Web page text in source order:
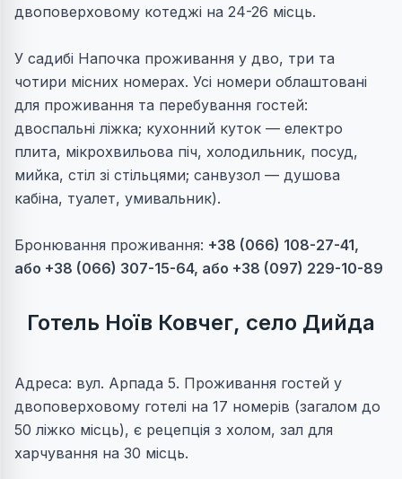
двоповерховому котеджі на 24-26 місць.
У садибі Напочка проживання у дво, три та
чотири місних номерах. Усі номери облаштовані
для проживання та перебування гостей:
двоспальні ліжка; кухонний куток — електро
плита, мікрохвильова піч, холодильник, посуд,
мийка, стіл зі стільцями; санвузол — душова
кабіна, туалет, умивальник).
Бронювання проживання: +38 (066) 108-27-41,
або +38 (066) 307-15-64, або +38 (097) 229-10-89
Готель Ноїв Ковчег, село Дийда
Адреса: вул. Арпада 5. Проживання гостей у
двоповерховому готелі на 17 номерів (загалом до
50 ліжко місць), є рецепція з холом, зал для
харчування на 30 місць.